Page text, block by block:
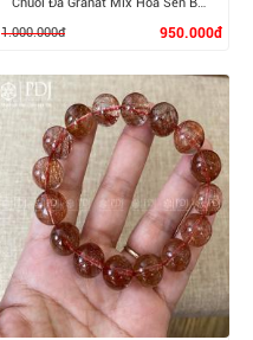
XEM CHI TIẾT
1.000.000đ
950.000đ